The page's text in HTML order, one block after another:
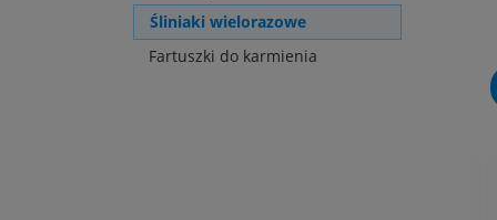
Śliniaki wielorazowe
Fartuszki do karmienia